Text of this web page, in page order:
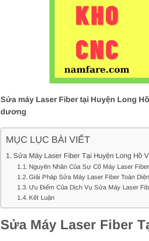
Sửa máy Laser Fiber tại Huyện Long
dương
MỤC LỤC BÀI VIẾT
Sửa Máy Laser Fiber Tại Huyện Long Hồ
Nguyên Nhân Của Sự Cố Máy Laser Fiber
Giải Pháp Sửa Máy Laser Fiber Toàn Diện
Ưu Điểm Của Dịch Vụ Sửa Máy Laser
Kết Luận
Sửa Máy Laser Fiber